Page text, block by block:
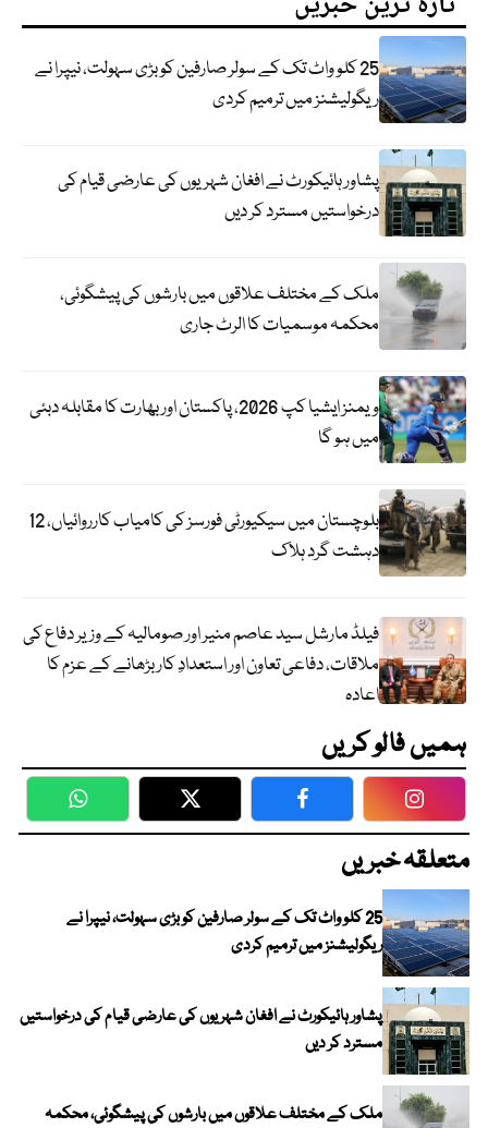
25 کلو واٹ تک کے سولر صارفین کو بڑی سہولت، نیپرا نے
ریگولیشنز میں ترمیم کردی
پشاور ہائیکورٹ نے افغان شہریوں کی عارضی قیام کی
درخواستیں مسترد کر دیں
ملک کے مختلف علاقوں میں بارشوں کی پیشگوئی،
محکمہ موسمیات کا الرٹ جاری
ویمنز ایشیا کپ 2026، پاکستان اور بھارت کا مقابلہ دبئی
میں ہو گا
بلوچستان میں سیکیورٹی فورسز کی کامیاب کارروائیاں، 12
دہشت گرد ہلاک
فیلڈ مارشل سید عاصم منیر اور صومالیہ کے وزیر دفاع کی
ملاقات، دفاعی تعاون اور استعدادِ کار بڑھانے کے عزم کا
اعادہ
ہمیں فالو کریں
WhatsApp Twitter Facebook
متعلقہ خبریں
25 کلو واٹ تک کے سولر صارفین کو بڑی سہولت، نیپرا نے
ریگولیشنز میں ترمیم کردی
پشاور ہائیکورٹ نے افغان شہریوں کی عارضی قیام کی درخواستیں
مسترد کر دیں
ملک کے مختلف علاقوں میں بارشوں کی پیشگوئی، محکمہ